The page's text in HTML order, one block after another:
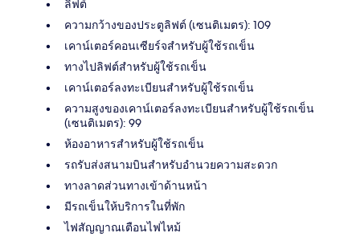
ลิฟต์
ความกว้างของประตูลิฟต์ (เซนติเมตร): 109
เคาน์เตอร์คอนเซียร์จสำหรับผู้ใช้รถเข็น
ทางไปลิฟต์สำหรับผู้ใช้รถเข็น
เคาน์เตอร์ลงทะเบียนสำหรับผู้ใช้รถเข็น
ความสูงของเคาน์เตอร์ลงทะเบียนสำหรับผู้ใช้รถเข็น
(เซนติเมตร): 99
ห้องอาหารสำหรับผู้ใช้รถเข็น
รถรับส่งสนามบินสำหรับอำนวยความสะดวก
ทางลาดส่วนทางเข้าด้านหน้า
มีรถเข็นให้บริการในที่พัก
ไฟสัญญาณเตือนไฟไหม้